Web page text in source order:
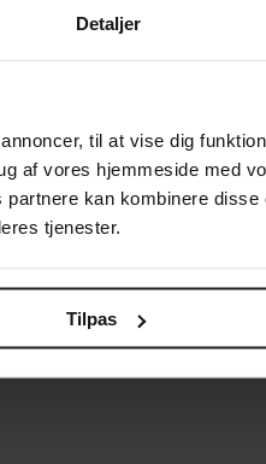
Detaljer
til at vise dig
af vores hjemmeside med
kan kombinere
tjenester.
Tilpas
Ændr